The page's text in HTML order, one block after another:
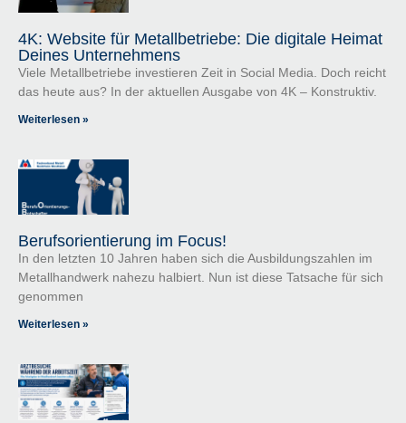
4K: Website für Metallbetriebe: Die digitale Heimat
Deines Unternehmens
Viele Metallbetriebe investieren Zeit in Social Media. Doch reicht
das heute aus? In der aktuellen Ausgabe von 4K – Konstruktiv.
Weiterlesen »
Berufsorientierung im Focus!
In den letzten 10 Jahren haben sich die Ausbildungszahlen im
Metallhandwerk nahezu halbiert. Nun ist diese Tatsache für sich
genommen
Weiterlesen »